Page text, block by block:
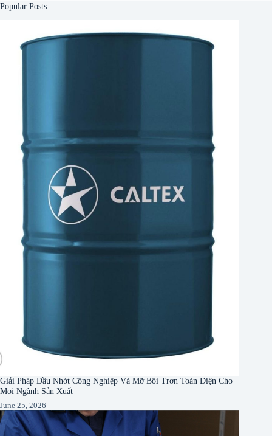
Popular Posts
Giải Pháp Dầu Nhớt Công Nghiệp Và Mỡ Bôi Trơn Toàn Diện Cho
Mọi Ngành Sản Xuất
June 25, 2026